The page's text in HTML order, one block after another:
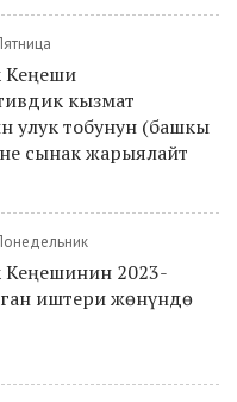
кызмат
улук тобунун (башкы
сынак жарыялайт
2023-
иштери жөнүндө